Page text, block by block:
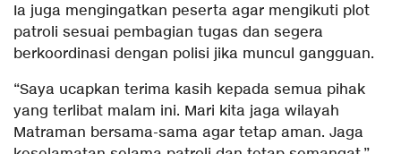
Ia juga mengingatkan peserta agar mengikuti plot
patroli sesuai pembagian tugas dan segera
berkoordinasi dengan polisi jika muncul gangguan.
“Saya ucapkan terima kasih kepada semua pihak
yang terlibat malam ini. Mari kita jaga wilayah
Matraman bersama-sama agar tetap aman. Jaga